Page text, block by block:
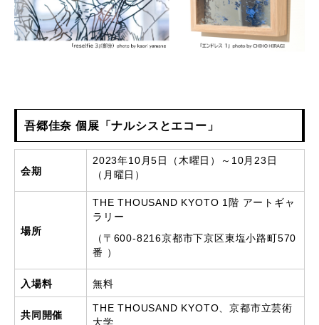
吾郷佳奈 個展「ナルシスとエコー」
会期
2023年10月5日（木曜日）～10月23日
（月曜日）
場所
THE THOUSAND KYOTO 1階 アートギャ
ラリー
（〒600-8216京都市下京区東塩小路町570
番 ）
入場料 無料
共同開催
THE THOUSAND KYOTO、京都市立芸術
大学